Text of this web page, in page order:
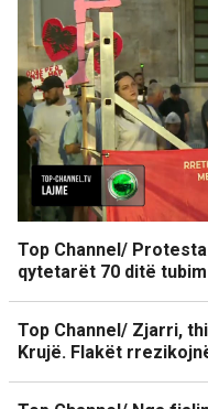
Top Channel/
qytetarët 70 ditë
Top Channel/ Zjarri,
Krujë. Flakët